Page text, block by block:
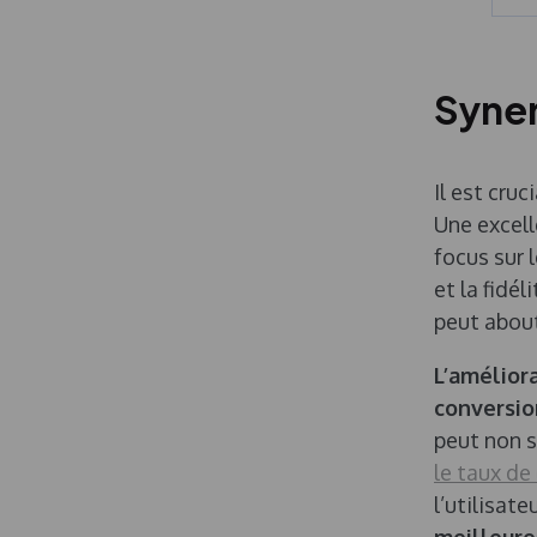
Il est
Une
focus sur
et la
peut
peut non
le taux de